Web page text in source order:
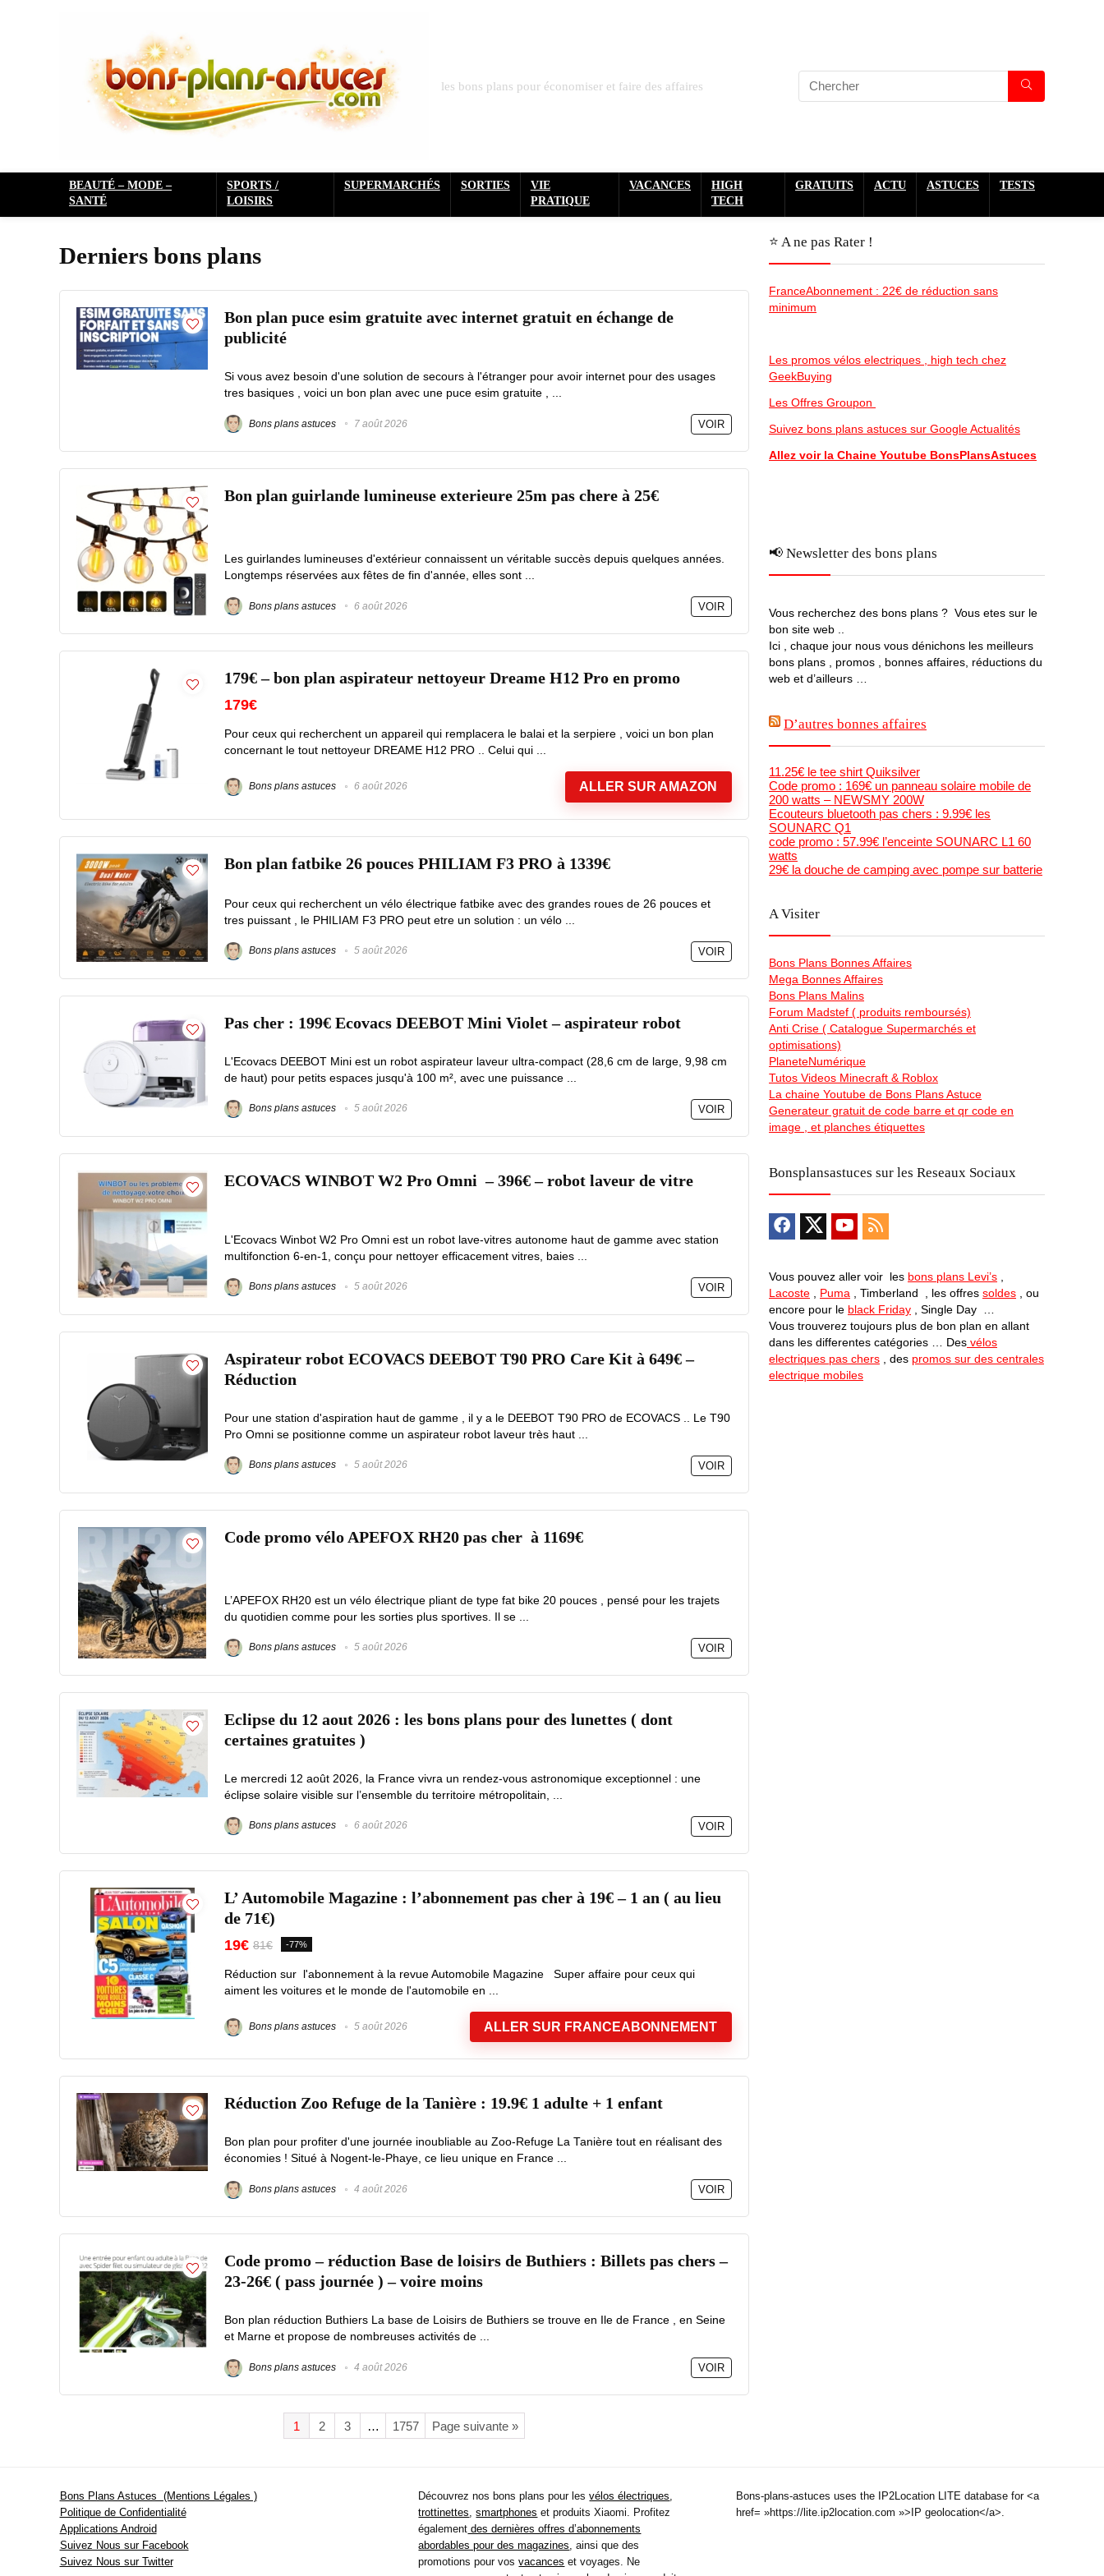
les bons plans pour économiser et faire des affaires
BEAUTÉ – MODE –
SANTÉ
SPORTS /
LOISIRS
SUPERMARCHÉS SORTIES
VIE
PRATIQUE
VACANCES
HIGH
TECH
GRATUITS ACTU ASTUCES TESTS
Derniers bons plans
Bon plan puce esim gratuite avec internet gratuit en échange de
publicité
Si vous avez besoin d'une solution de secours à l'étranger pour avoir internet pour des usages
tres basiques , voici un bon plan avec une puce esim gratuite , ...
Bons plans astuces 7 août 2026 VOIR
Bon plan guirlande lumineuse exterieure 25m pas chere à 25€
Les guirlandes lumineuses d'extérieur connaissent un véritable succès depuis quelques années.
Longtemps réservées aux fêtes de fin d'année, elles sont ...
Bons plans astuces 6 août 2026 VOIR
179€ – bon plan aspirateur nettoyeur Dreame H12 Pro en promo
179€
Pour ceux qui recherchent un appareil qui remplacera le balai et la serpiere , voici un bon plan
concernant le tout nettoyeur DREAME H12 PRO .. Celui qui ...
Bons plans astuces 6 août 2026 ALLER SUR AMAZON
Bon plan fatbike 26 pouces PHILIAM F3 PRO à 1339€
Pour ceux qui recherchent un vélo électrique fatbike avec des grandes roues de 26 pouces et
tres puissant , le PHILIAM F3 PRO peut etre un solution : un vélo ...
Bons plans astuces 5 août 2026 VOIR
Pas cher : 199€ Ecovacs DEEBOT Mini Violet – aspirateur robot
L'Ecovacs DEEBOT Mini est un robot aspirateur laveur ultra-compact (28,6 cm de large, 9,98 cm
de haut) pour petits espaces jusqu'à 100 m², avec une puissance ...
Bons plans astuces 5 août 2026 VOIR
ECOVACS WINBOT W2 Pro Omni – 396€ – robot laveur de vitre
L'Ecovacs Winbot W2 Pro Omni est un robot lave-vitres autonome haut de gamme avec station
multifonction 6-en-1, conçu pour nettoyer efficacement vitres, baies ...
Bons plans astuces 5 août 2026 VOIR
Aspirateur robot ECOVACS DEEBOT T90 PRO Care Kit à 649€ –
Réduction
Pour une station d'aspiration haut de gamme , il y a le DEEBOT T90 PRO de ECOVACS .. Le T90
Pro Omni se positionne comme un aspirateur robot laveur très haut ...
Bons plans astuces 5 août 2026 VOIR
Code promo vélo APEFOX RH20 pas cher à 1169€
L’APEFOX RH20 est un vélo électrique pliant de type fat bike 20 pouces , pensé pour les trajets
du quotidien comme pour les sorties plus sportives. Il se ...
Bons plans astuces 5 août 2026 VOIR
Eclipse du 12 aout 2026 : les bons plans pour des lunettes ( dont
certaines gratuites )
Le mercredi 12 août 2026, la France vivra un rendez-vous astronomique exceptionnel : une
éclipse solaire visible sur l’ensemble du territoire métropolitain, ...
Bons plans astuces 6 août 2026 VOIR
L’ Automobile Magazine : l’abonnement pas cher à 19€ – 1 an ( au lieu
de 71€)
19€ 81€ -77%
Réduction sur l'abonnement à la revue Automobile Magazine Super affaire pour ceux qui
aiment les voitures et le monde de l'automobile en ...
Bons plans astuces 5 août 2026 ALLER SUR FRANCEABONNEMENT
Réduction Zoo Refuge de la Tanière : 19.9€ 1 adulte + 1 enfant
Bon plan pour profiter d'une journée inoubliable au Zoo-Refuge La Tanière tout en réalisant des
économies ! Situé à Nogent-le-Phaye, ce lieu unique en France ...
Bons plans astuces 4 août 2026 VOIR
Code promo – réduction Base de loisirs de Buthiers : Billets pas chers –
23-26€ ( pass journée ) – voire moins
Bon plan réduction Buthiers La base de Loisirs de Buthiers se trouve en Ile de France , en Seine
et Marne et propose de nombreuses activités de ...
Bons plans astuces 4 août 2026 VOIR
1 2 3 … 1757 Page suivante »
⭐️ A ne pas Rater !
FranceAbonnement : 22€ de réduction sans
minimum
Les promos vélos electriques , high tech chez
GeekBuying
Les Offres Groupon
Suivez bons plans astuces sur Google Actualités
Allez voir la Chaine Youtube BonsPlansAstuces
📢 Newsletter des bons plans
Vous recherchez des bons plans ? Vous etes sur le
bon site web ..
Ici , chaque jour nous vous dénichons les meilleurs
bons plans , promos , bonnes affaires, réductions du
web et d’ailleurs …
D’autres bonnes affaires
11.25€ le tee shirt Quiksilver
Code promo : 169€ un panneau solaire mobile de
200 watts – NEWSMY 200W
Ecouteurs bluetooth pas chers : 9.99€ les
SOUNARC Q1
code promo : 57.99€ l’enceinte SOUNARC L1 60
watts
29€ la douche de camping avec pompe sur batterie
A Visiter
Bons Plans Bonnes Affaires
Mega Bonnes Affaires
Bons Plans Malins
Forum Madstef ( produits remboursés)
Anti Crise ( Catalogue Supermarchés et
optimisations)
PlaneteNumérique
Tutos Videos Minecraft & Roblox
La chaine Youtube de Bons Plans Astuce
Generateur gratuit de code barre et qr code en
image , et planches étiquettes
Bonsplansastuces sur les Reseaux Sociaux
Vous pouvez aller voir les bons plans Levi’s
Lacoste
Puma , Timberland , les offres soldes , ou
encore pour le black Friday , Single Day …
Vous trouverez toujours plus de bon plan en allant
dans les differentes catégories … Des vélos
electriques pas chers , des promos sur des centrales
electrique mobiles
Bons Plans Astuces (Mentions Légales )
Politique de Confidentialité
Applications Android
Suivez Nous sur Facebook
Suivez Nous sur Twitter
Découvrez nos bons plans pour lesvélos électriques,
trottinettes,smartphones et produits Xiaomi. Profitez
également des dernières offres d’abonnements
abordables pour des magazines, ainsi que des
promotions pour vosvacances et voyages. Ne
Bons-plans-astuces uses the IP2Location LITE database for <a
href= »https://lite.ip2location.com »>IP geolocation</a>.